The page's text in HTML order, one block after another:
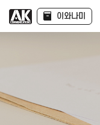
이와나미